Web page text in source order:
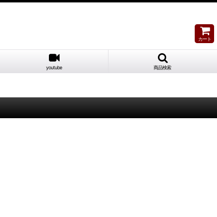
カート
youtube 商品検索